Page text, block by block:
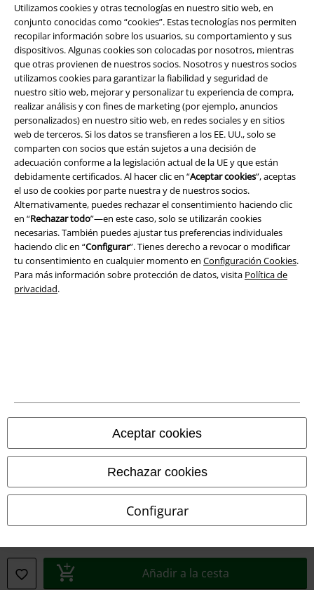
Utilizamos cookies y otras tecnologías en nuestro sitio web, en
conjunto conocidas como “cookies”. Estas tecnologías nos permiten
recopilar información sobre los usuarios, su comportamiento y sus
dispositivos. Algunas cookies son colocadas por nosotros, mientras
que otras provienen de nuestros socios. Nosotros y nuestros socios
utilizamos cookies para garantizar la fiabilidad y seguridad de
nuestro sitio web, mejorar y personalizar tu experiencia de compra,
realizar análisis y con fines de marketing (por ejemplo, anuncios
personalizados) en nuestro sitio web, en redes sociales y en sitios
web de terceros. Si los datos se transfieren a los EE. UU., solo se
comparten con socios que están sujetos a una decisión de
adecuación conforme a la legislación actual de la UE y que están
debidamente certificados. Al hacer clic en “Aceptar cookies”, aceptas
el uso de cookies por parte nuestra y de nuestros socios.
Alternativamente, puedes rechazar el consentimiento haciendo clic
en “Rechazar todo”—en este caso, solo se utilizarán cookies
necesarias. También puedes ajustar tus preferencias individuales
haciendo clic en “Configurar”. Tienes derecho a revocar o modificar
tu consentimiento en cualquier momento en Configuración Cookies.
Para más información sobre protección de datos, visita Política de
privacidad.
Aceptar cookies
Rechazar cookies
Configurar
Añadir a la cesta
A Warner Music Group Company
Seguridad
Ley protección de datos
Eliminación de residuos y protección del medioambiente
Configuración Cookies